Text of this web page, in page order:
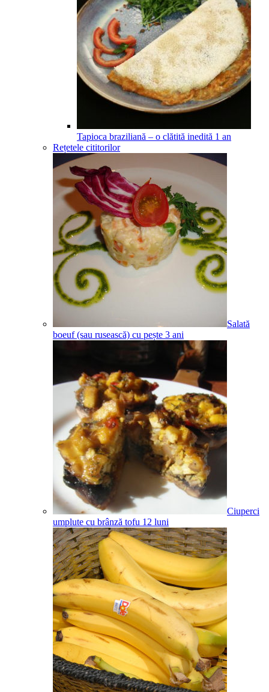
Tapioca braziliană – o clătită inedită 1 an
Rețetele cititorilor
Salată
boeuf (sau rusească) cu pește 3 ani
Ciuperci
umplute cu brânză tofu 12 luni